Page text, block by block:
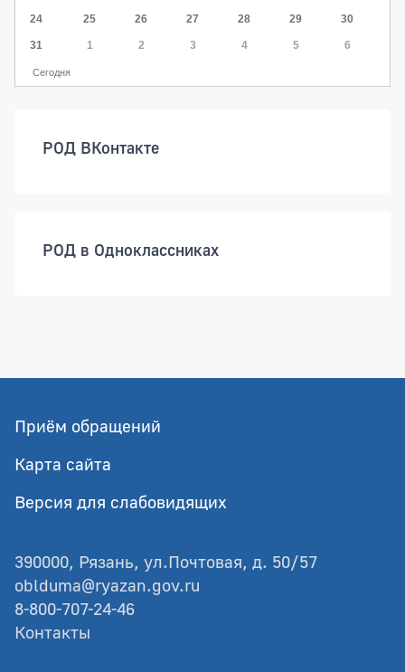
24 25 26 27 28 29 30
31 1 2 3 4 5 6
Сегодня
РОД ВКонтакте
РОД в Одноклассниках
Приём обращений
Карта сайта
Версия для слабовидящих
390000, Рязань, ул.Почтовая, д. 50/57
oblduma@ryazan.gov.ru
8-800-707-24-46
Контакты